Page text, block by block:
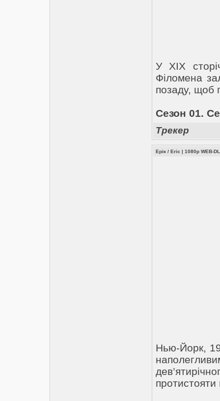
У XIX
Філомена
позаду, щоб
Сезон 01.
Трекер
Ерік / Eric | 1080p WEB-DL
Нью-Йорк,